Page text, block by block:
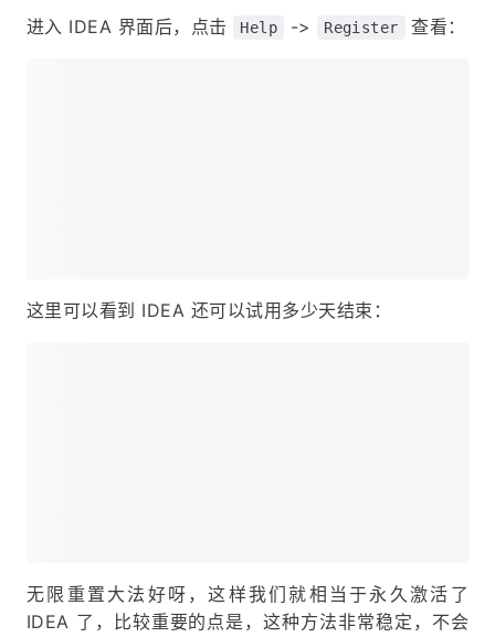
进入 IDEA 界面后，点击 Help -> Register 查看：
这里可以看到 IDEA 还可以试用多少天结束：